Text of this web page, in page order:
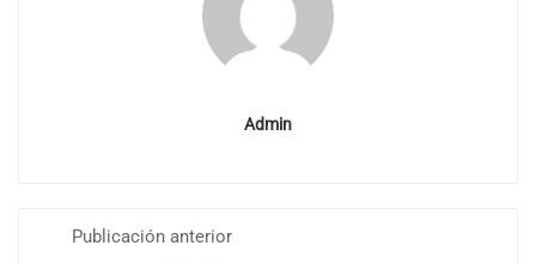
Admin
Publicación anterior